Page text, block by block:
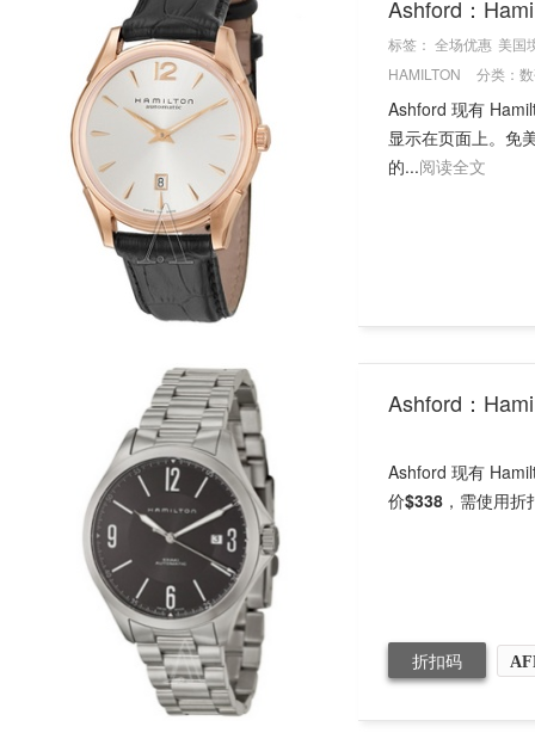
Ashford：
标签： 全场优惠 美国
HAMILTON
分类：
Ashford 现有
显示在页面上。免
的...阅读全文
Ashford：
Ashford 现有
价$338 ，需使用
折扣码